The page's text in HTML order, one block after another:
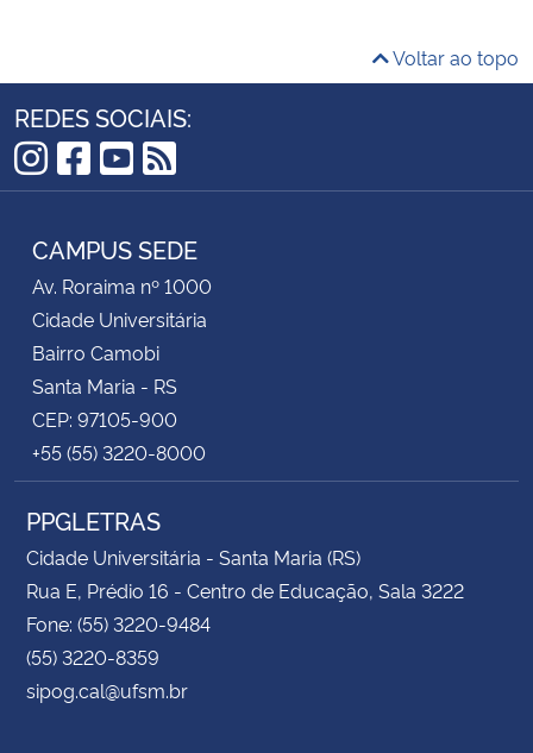
Voltar ao topo
REDES SOCIAIS:
Instagram
Facebook
YouTube
RSS
CAMPUS SEDE
Av. Roraima nº 1000
Cidade Universitária
Bairro Camobi
Santa Maria - RS
CEP: 97105-900
+55 (55) 3220-8000
PPGLETRAS
Cidade Universitária - Santa Maria (RS)
Rua E, Prédio 16 - Centro de Educação, Sala 3222
Fone: (55) 3220-9484
(55) 3220-8359
sipog.cal@ufsm.br